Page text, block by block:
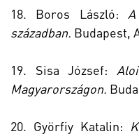
18. Boros László:
században. Budapest,
19. Sisa József:
Magyarországon.
20. Györfiy Katalin: